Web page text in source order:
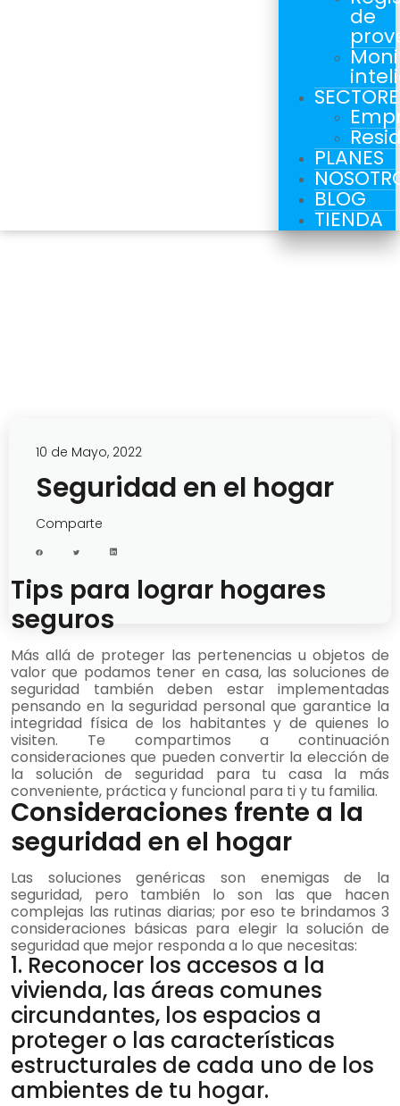
de
PLANES
BLOG
TIENDA
10 de Mayo, 2022​
Seguridad en el hogar
Comparte
Tips para lograr hogares
seguros​
Más allá de proteger las pertenencias u objetos de
valor que podamos tener en casa, las soluciones de
seguridad también deben estar implementadas
pensando en la seguridad personal que garantice la
integridad física de los habitantes y de quienes lo
visiten. Te compartimos a continuación
consideraciones que pueden convertir la elección de
la solución de seguridad para tu casa la más
conveniente, práctica y funcional para ti y tu familia.
Consideraciones frente a la
seguridad en el hogar
Las soluciones genéricas son enemigas de la
seguridad, pero también lo son las que hacen
complejas las rutinas diarias; por eso te brindamos 3
consideraciones básicas para elegir la solución de
seguridad que mejor responda a lo que necesitas:
1. Reconocer los accesos a la
vivienda, las áreas comunes
circundantes, los espacios a
proteger o las características
estructurales de cada uno de los
ambientes de tu hogar.